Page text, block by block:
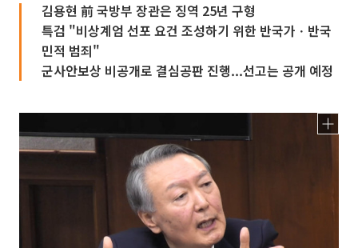
김용현 前 국방부 장관은 징역 25년 구형
특검 "비상계엄 선포 요건 조성하기 위한 반국가ㆍ반국
민적 범죄"
군사안보상 비공개로 결심공판 진행...선고는 공개 예정